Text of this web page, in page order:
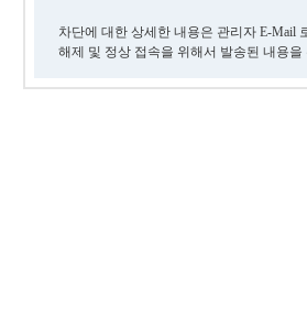
차단에 대한 상세한 내용은 관리자 E-Mail
해제 및 정상 접속을 위해서 발송된 내용